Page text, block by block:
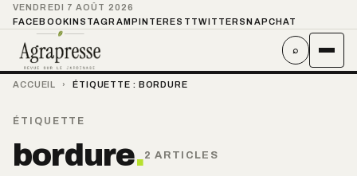
VENDREDI 7 AOÛT 2026
FACEBOOKINSTAGRAMPINTEREST TWITTER SNAPCHAT
⌕
ACCUEIL › ÉTIQUETTE : BORDURE
ÉTIQUETTE
bordure.2 ARTICLES